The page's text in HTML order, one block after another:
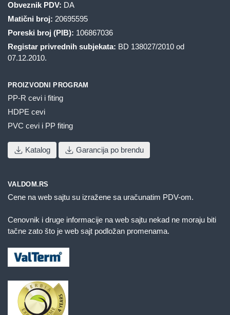
Obveznik PDV: DA
Matični broj: 20695595
Poreski broj (PIB): 106867036
Registar privrednih subjekata: BD 138027/2010 od
07.12.2010.
PROIZVODNI PROGRAM
PP-R cevi i fiting
HDPE cevi
PVC cevi i PP fiting
Katalog Garancija po brendu
VALDOM.RS
Cene na web sajtu su izražene sa uračunatim PDV-om.
Cenovnik i druge informacije na web sajtu nekad ne moraju biti
tačne zato što je web sajt podložan promenama.